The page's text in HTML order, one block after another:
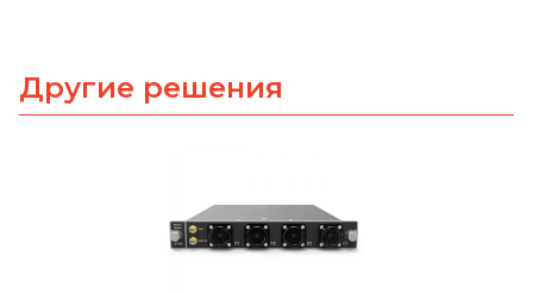
Другие решения